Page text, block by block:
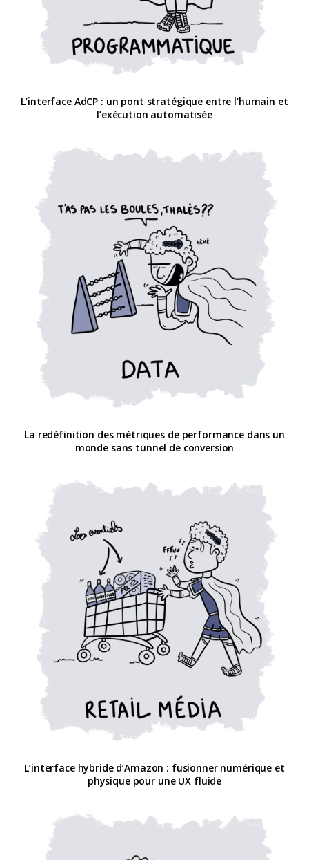
L’interface AdCP : un pont stratégique entre l’humain et
l’exécution automatisée
La redéfinition des métriques de performance dans un
monde sans tunnel de conversion
L’interface hybride d’Amazon : fusionner numérique et
physique pour une UX fluide